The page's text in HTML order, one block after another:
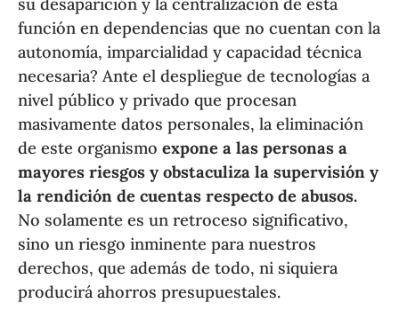
su desaparición y la centralización de esta
función en dependencias que no cuentan con la
autonomía, imparcialidad y capacidad técnica
necesaria? Ante el despliegue de tecnologías a
nivel público y privado que procesan
masivamente datos personales, la eliminación
de este organismoexpone a las personas a
mayores riesgos y obstaculiza la supervisión y
la rendición de cuentas respecto de abusos.
No solamente es un retroceso significativo,
sino un riesgo inminente para nuestros
derechos, que además de todo, ni siquiera
producirá ahorros presupuestales.